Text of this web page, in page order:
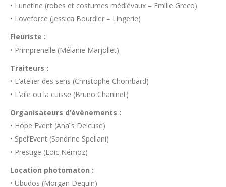
• Lunetine (robes et costumes médiévaux – Emilie Greco)
• Loveforce (Jessica Bourdier – Lingerie)
Fleuriste :
• Primprenelle (Mélanie Marjollet)
Traiteurs :
• L’atelier des sens (Christophe Chombard)
• L’aile ou la cuisse (Bruno Chaninet)
Organisateurs d’évènements :
• Hope Event (Anaïs Delcuse)
• Spel’Event (Sandrine Spellani)
• Prestige (Loic Némoz)
Location photomaton :
• Ubudos (Morgan Dequin)